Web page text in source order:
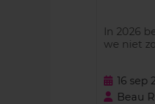
In 2026
we niet
16 sep
Beau